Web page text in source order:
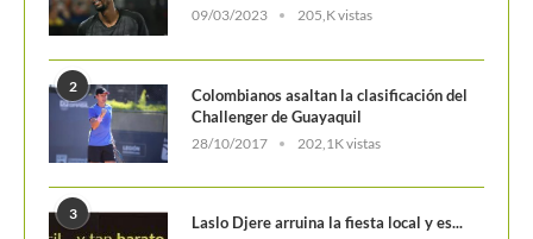
09/03/2023 205,K vistas
2
Colombianos asaltan la clasificación del
Challenger de Guayaquil
28/10/2017 202,1K vistas
3 Laslo Djere arruina la fiesta local y es...